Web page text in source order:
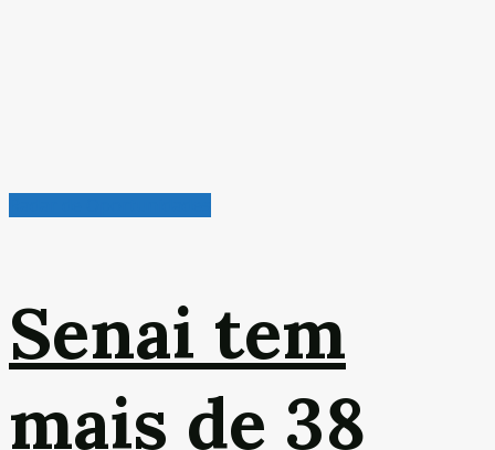
Senai tem
mais de 38